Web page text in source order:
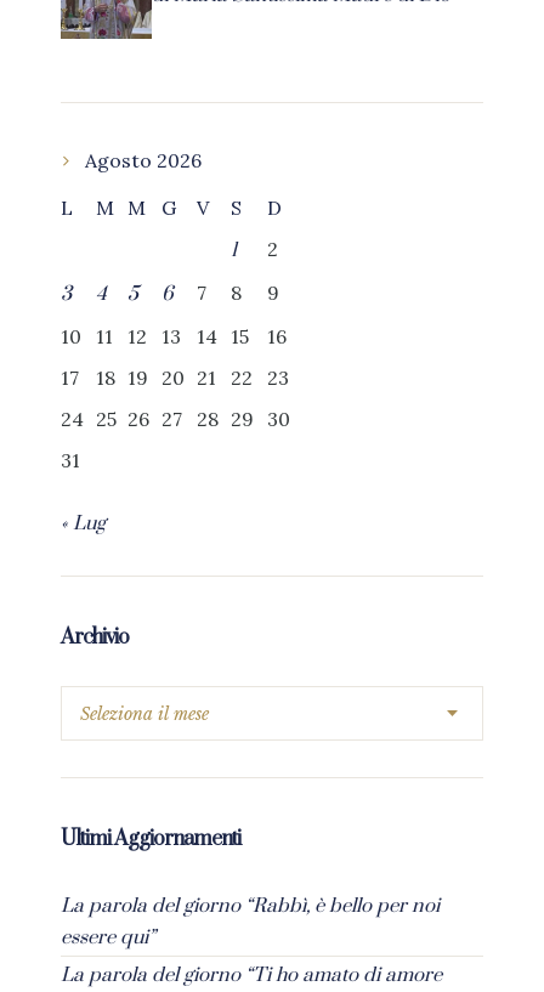
Agosto 2026
L
M M G V S
D
1
2
3
4 5 6 7 8
9
10
11 12 13 14 15
16
17
18 19 20 21 22
23
24 25 26 27 28 29
30
31
« Lug
Archivio
Ultimi Aggiornamenti
La parola del giorno “Rabbì, è bello per noi
essere qui”
La parola del giorno “Ti ho amato di amore